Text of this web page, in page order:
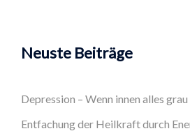
Neuste Beiträge
Depression – Wenn innen alles
Entfachung der Heilkraft durch